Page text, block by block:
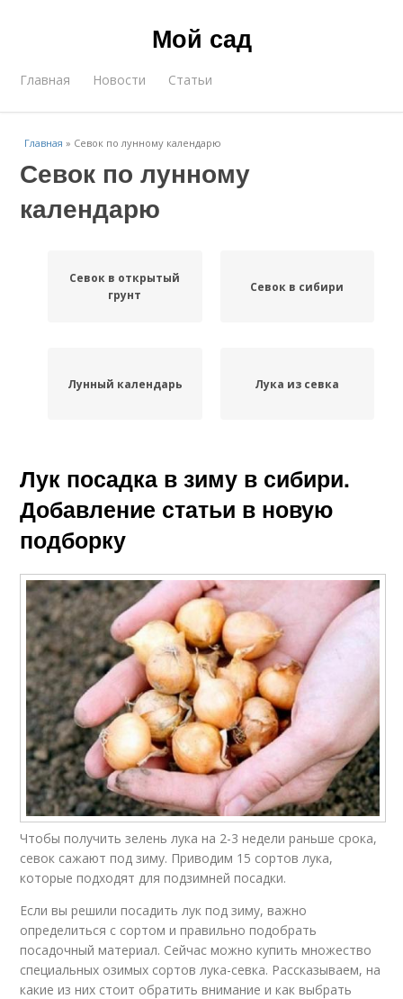
Мой сад
Главная Новости Статьи
Главная » Севок по лунному календарю
Севок по лунному
календарю
Севок в открытый
грунт
Севок в сибири
Лунный календарь Лука из севка
Лук посадка в зиму в сибири.
Добавление статьи в новую
подборку
Чтобы получить зелень лука на 2-3 недели раньше срока,
севок сажают под зиму. Приводим 15 сортов лука,
которые подходят для подзимней посадки.
Если вы решили посадить лук под зиму, важно
определиться с сортом и правильно подобрать
посадочный материал. Сейчас можно купить множество
специальных озимых сортов лука-севка. Рассказываем, на
какие из них стоит обратить внимание и как выбрать